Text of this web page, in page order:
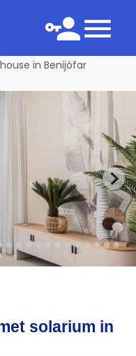
in Benijófar
solarium in